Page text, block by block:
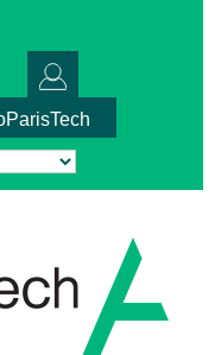
Translate